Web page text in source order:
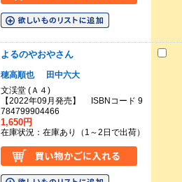
よるのやおやさん
穂高順也
田中六大
文渓堂 (Ａ４)
【2022年09月発売】 ISBNコード 9
784799904466
1,650円
在庫状況：在庫あり（1～2日で出荷）